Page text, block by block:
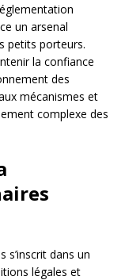
un arsenal
petits porteurs.
la confiance
des
mécanismes et
complexe des
dans un
légales et